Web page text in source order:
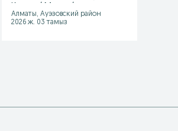
Тараканы
Алматы, Ауэзовский район
2026 ж. 03 тамыз